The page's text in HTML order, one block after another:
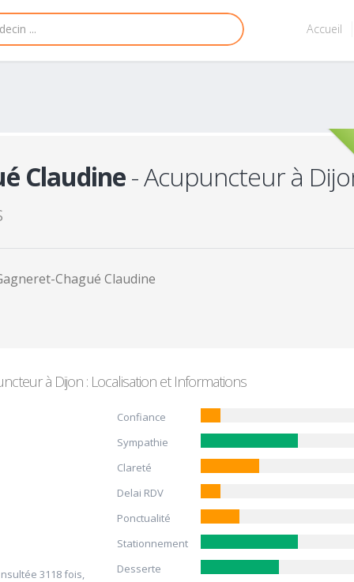
Accueil
Claudine- Acupuncteur à
Chagué Claudine
à Dijon : Localisation et Informations
3118 fois,
Confiance
Sympathie
Clareté
Delai RDV
Ponctualité
Stationnement
Desserte
30